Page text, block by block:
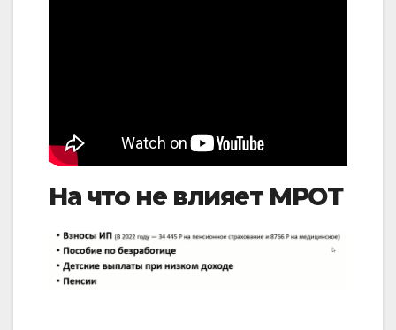
На что не влияет МРОТ